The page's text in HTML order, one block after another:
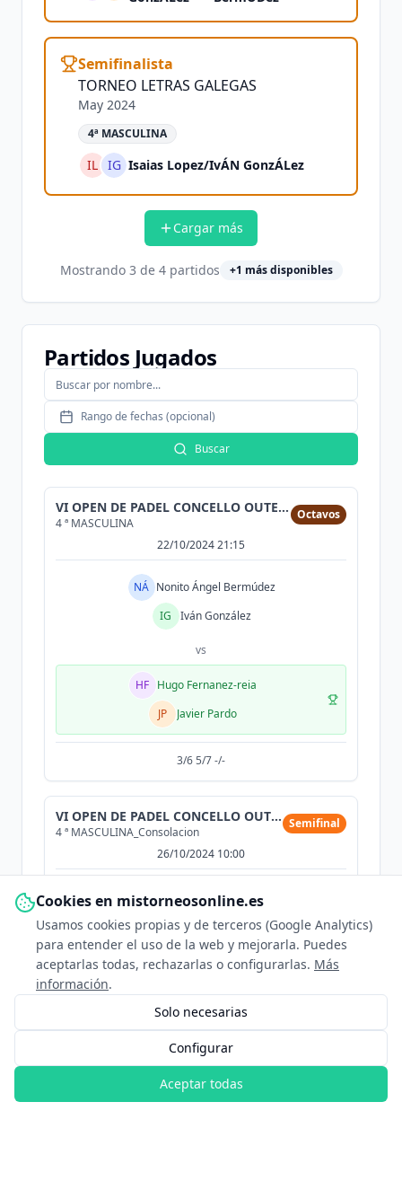
Cookies en mistorneosonline.es
Usamos cookies propias y de terceros (Google Analytics)
para entender el uso de la web y mejorarla. Puedes
aceptarlas todas, rechazarlas o configurarlas. Más
información.
Solo necesarias
Configurar
Aceptar todas
Semifinalista
TORNEO LETRAS GALEGAS
May 2024
4ª MASCULINA
IL IG Isaias Lopez/IvÁN GonzÁLez
Cargar más
Mostrando 3 de 4partidos +1 más disponibles
Partidos Jugados
Rango de fechas (opcional)
Buscar
VI OPEN DE PADEL CONCELLO OUTEIRO DE REI
4 ª MASCULINA
Octavos
22/10/2024 21:15
NÁ Nonito Ángel Bermúdez
IG
Iván González
vs
HF Hugo Fernanez-reia
JP
Javier Pardo
3/6 5/7 -/-
VI OPEN DE PADEL CONCELLO OUTEIRO DE REI
4 ª MASCULINA_Consolacion
Semifinal
26/10/2024 10:00
NÁ Nonito Ángel Bermúdez
IG
Iván González
vs
RR Roberto Real
6/4 4/6 4/6